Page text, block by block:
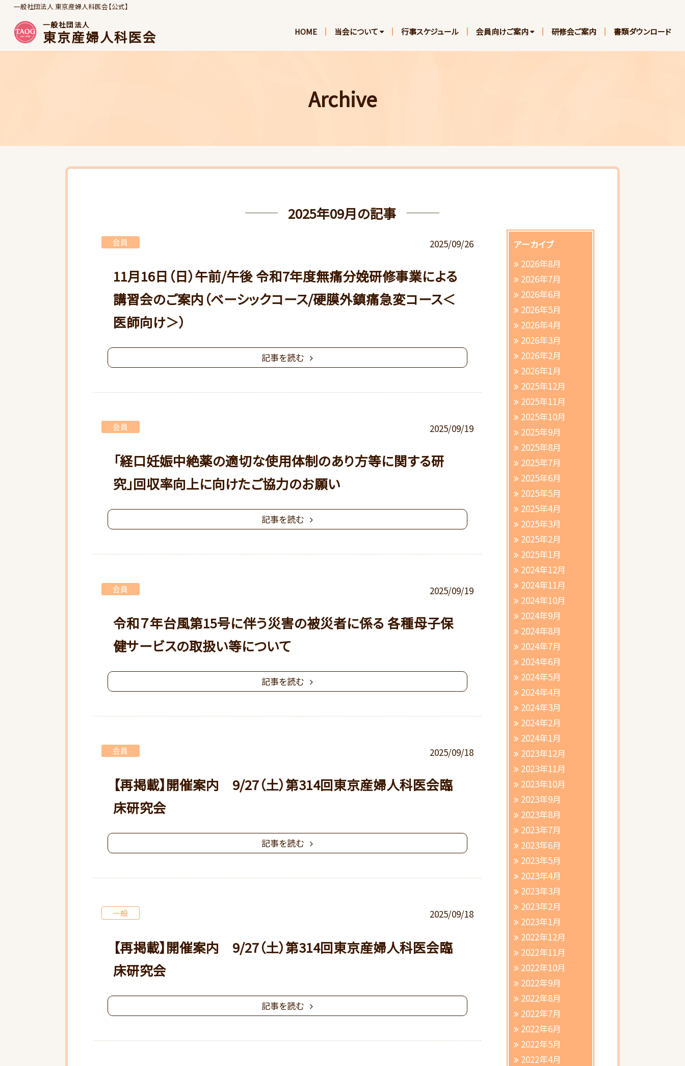
一般社団法人 東京産婦人科医会【公式】
一般社団法人
東京産婦人科医会 HOME 当会について 行事スケジュール 会員向けご案内 研修会ご案内 書類ダウンロード
Archive
2025年09月の記事
11月16日（日）午前/午後 令和7年度無痛分娩研修事業による
講習会のご案内（ベーシックコース/硬膜外鎮痛急変コース＜
医師向け＞）
会員 2025/09/26
記事を読む
「経口妊娠中絶薬の適切な使用体制のあり方等に関する研
究」回収率向上に向けたご協力のお願い
会員 2025/09/19
記事を読む
令和７年台風第15号に伴う災害の被災者に係る 各種母子保
健サービスの取扱い等について
会員 2025/09/19
記事を読む
【再掲載】開催案内 9/27（土）第314回東京産婦人科医会臨
床研究会
会員 2025/09/18
記事を読む
【再掲載】開催案内 9/27（土）第314回東京産婦人科医会臨
床研究会
一般 2025/09/18
記事を読む
アーカイブ
2026年8月
2026年7月
2026年6月
2026年5月
2026年4月
2026年3月
2026年2月
2026年1月
2025年12月
2025年11月
2025年10月
2025年9月
2025年8月
2025年7月
2025年6月
2025年5月
2025年4月
2025年3月
2025年2月
2025年1月
2024年12月
2024年11月
2024年10月
2024年9月
2024年8月
2024年7月
2024年6月
2024年5月
2024年4月
2024年3月
2024年2月
2024年1月
2023年12月
2023年11月
2023年10月
2023年9月
2023年8月
2023年7月
2023年6月
2023年5月
2023年4月
2023年3月
2023年2月
2023年1月
2022年12月
2022年11月
2022年10月
2022年9月
2022年8月
2022年7月
2022年6月
2022年5月
2022年4月